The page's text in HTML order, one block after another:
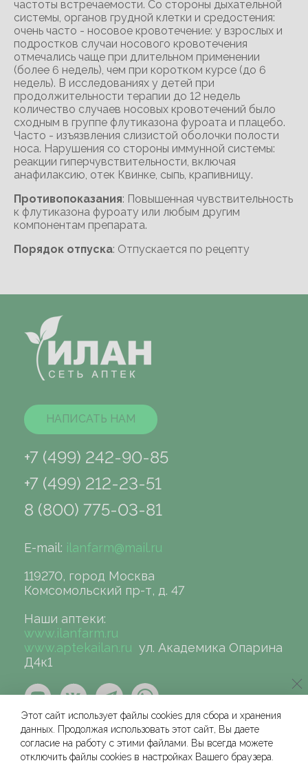
частоты встречаемости. Со стороны дыхательной
системы, органов грудной клетки и средостения:
очень часто - носовое кровотечение: у взрослых и
подростков случаи носового кровотечения
отмечались чаще при длительном применении
(более 6 недель), чем при коротком курсе (до 6
недель). В исследованиях у детей при
продолжительности терапии до 12 недель
количество случаев носовых кровотечений было
сходным в группе флутиказона фуроата и плацебо.
Часто - изъязвления слизистой оболочки полости
носа. Нарушения со стороны иммунной системы:
реакции гиперчувствительности, включая
анафилаксию, отек Квинке, сыпь, крапивницу.
Противопоказания: Повышенная чувствительность
к флутиказона фуроату или любым другим
компонентам препарата.
Порядок отпуска: Отпускается по рецепту
НАПИСАТЬ НАМ
+7 (499) 242-90-85
+7 (499) 212-23-51
8 (800) 775-03-81
E-mail: ilanfarm@mail.ru
119270, город Москва
Комсомольский пр-т, д. 47
Наши аптеки:
www.ilanfarm.ru
www.aptekailan.ru ул. Академика Опарина
Д4к1
©сеть аптек «ИЛАН», 2004-2026
Этот сайт использует файлы cookies для сбора и хранения
данных. Продолжая использовать этот сайт, Вы даете
согласие на работу с этими файлами. Вы всегда можете
отключить файлы cookies в настройках Вашего браузера.